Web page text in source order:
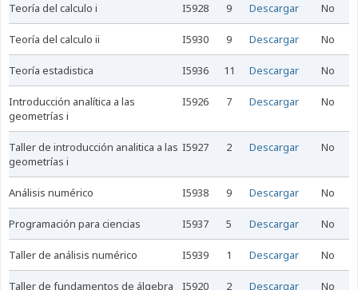
teoría del calculo i I5928 9 Descargar No
teoría del calculo ii I5930 9 Descargar No
teoría estadistica I5936 11 Descargar No
introducción analítica a las
geometrías i
I5926 7 Descargar No
taller de introducción analitica a las
geometrías i
I5927 2 Descargar No
análisis numérico I5938 9 Descargar No
programación para ciencias I5937 5 Descargar No
taller de análisis numérico I5939 1 Descargar No
taller de fundamentos de álgebra I5920 2 Descargar No